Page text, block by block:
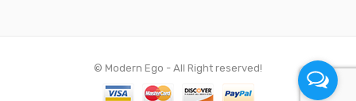
© Modern Ego - All Right reserved!